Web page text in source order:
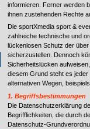
informieren. Ferner werden
ihnen zustehenden Rechte
Die sportXmedia sport &
zahlreiche technische und
lückenlosen Schutz der
sicherzustellen. Dennoch
Sicherheitslücken
diesem Grund steht es
alternativen Wegen,
1. Begriffsbestimmungen
Die Datenschutzerklärung
Begrifflichkeiten, die durch
Datenschutz-